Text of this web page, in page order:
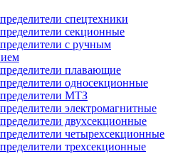
спецтехники
секционные
с ручным
плавающие
односекционные
МТЗ
электромагнитные
двухсекционные
четырехсекционные
трехсекционные